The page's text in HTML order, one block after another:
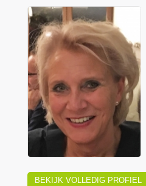
BEKIJK VOLLEDIG PROFIEL